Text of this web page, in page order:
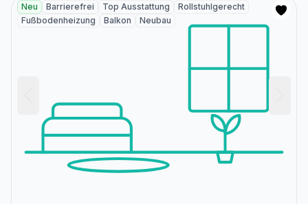
Neu Barrierefrei Top Ausstattung
Rollstuhlgerecht
Fußbodenheizung
Balkon Neubau